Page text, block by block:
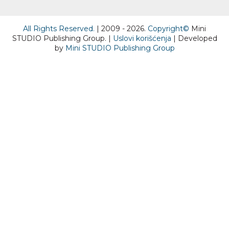
All Rights Reserved. | 2009 - 2026. Copyright© Mini
STUDIO Publishing Group. | Uslovi korišćenja
| Developed
by Mini STUDIO Publishing Group